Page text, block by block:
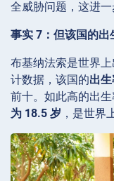
全威胁问题，这进一
事实 7：但该国的
布基纳法索是世界
计数据，该国的出
前十。如此高的出
为 18.5 岁 ，是世界